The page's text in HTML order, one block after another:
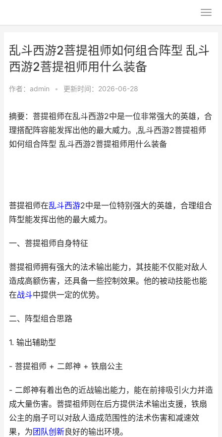
乱斗西游2菩提祖师如何组合阵型 乱斗
西游2菩提祖师用什么装备
作者： admin • 更新时间：2026-06-28
摘要：菩提祖师在乱斗西游2中是一位非常强大的英雄，合
理搭配阵容能发挥出他的最大威力。,乱斗西游2菩提祖师
如何组合阵型 乱斗西游2菩提祖师用什么装备
菩提祖师在乱斗西游2中是一位特别强大的英雄，合理组合
阵型能发挥出他的最大威力。
一、菩提祖师自身特征
菩提祖师拥有强大的法术输出能力，其技能不仅能对敌人
造成高额伤害，还具备一些控制效果。他的被动技能也能
在战斗中提供一定的优势。
二、阵型组合思路
1. 输出辅助型
- 菩提祖师 + 二郎神 + 铁扇公主
- 二郎神有着出色的近战输出能力，能在前排吸引火力并造
成大量伤害。菩提祖师则在后方提供法术输出支援，铁扇
公主的扇子可以对敌人造成范围性的法术伤害和减速效
果，为团队创新良好的输出环境。